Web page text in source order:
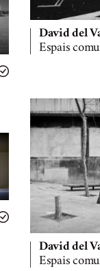
David del
Espais
David del
Espais